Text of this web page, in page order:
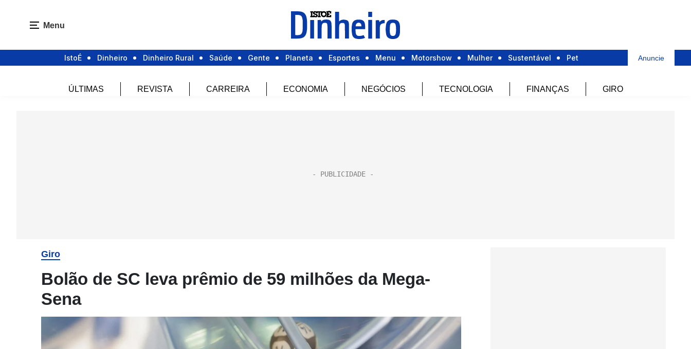
Menu
IstoÉ Dinheiro Dinheiro Rural Saúde Gente Planeta Esportes Menu Motorshow Mulher Sustentável Pet Anuncie
ÚLTIMAS REVISTA CARREIRA ECONOMIA NEGÓCIOS TECNOLOGIA FINANÇAS GIRO
Giro
Bolão de SC leva prêmio de 59 milhões da Mega-
Sena